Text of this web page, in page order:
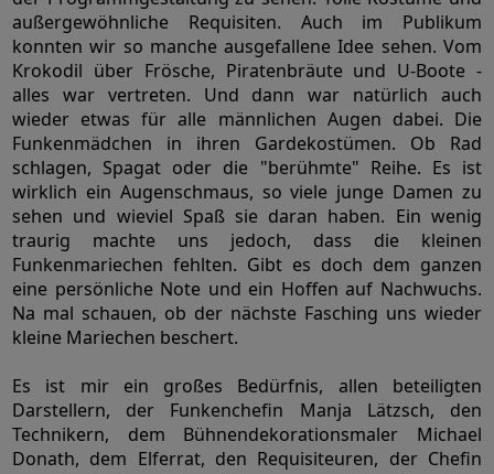
außergewöhnliche Requisiten. Auch im Publikum
konnten wir so manche ausgefallene Idee sehen. Vom
Krokodil über Frösche, Piratenbräute und U-Boote -
alles war vertreten. Und dann war natürlich auch
wieder etwas für alle männlichen Augen dabei. Die
Funkenmädchen in ihren Gardekostümen. Ob Rad
schlagen, Spagat oder die "berühmte" Reihe. Es ist
wirklich ein Augenschmaus, so viele junge Damen zu
sehen und wieviel Spaß sie daran haben. Ein wenig
traurig machte uns jedoch, dass die kleinen
Funkenmariechen fehlten. Gibt es doch dem ganzen
eine persönliche Note und ein Hoffen auf Nachwuchs.
Na mal schauen, ob der nächste Fasching uns wieder
kleine Mariechen beschert.
Es ist mir ein großes Bedürfnis, allen beteiligten
Darstellern, der Funkenchefin Manja Lätzsch, den
Technikern, dem Bühnendekorationsmaler Michael
Donath, dem Elferrat, den Requisiteuren, der Chefin